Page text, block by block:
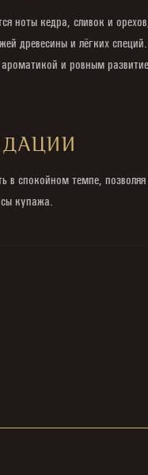
ноты кедра, сливок и
древесины и лёгких
и ровным
в спокойном темпе,
купажа.